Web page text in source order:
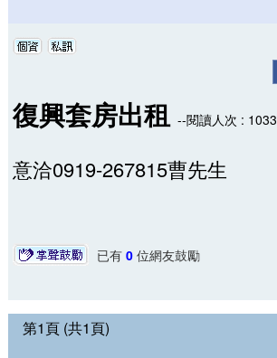
復興套房出租 --閱讀人次 : 1033
意洽0919-267815曹先生
已有 0位網友鼓勵
第1頁 (共1頁)